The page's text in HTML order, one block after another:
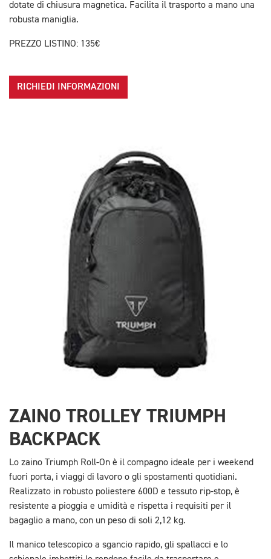
dotate di chiusura magnetica. Facilita il trasporto a mano una
robusta maniglia.
PREZZO LISTINO: 135€
RICHIEDI INFORMAZIONI
ZAINO TROLLEY TRIUMPH
BACKPACK
Lo zaino Triumph Roll-On è il compagno ideale per i weekend
fuori porta, i viaggi di lavoro o gli spostamenti quotidiani.
Realizzato in robusto poliestere 600D e tessuto rip-stop, è
resistente a pioggia e umidità e rispetta i requisiti per il
bagaglio a mano, con un peso di soli 2,12 kg.
Il manico telescopico a sgancio rapido, gli spallacci e lo